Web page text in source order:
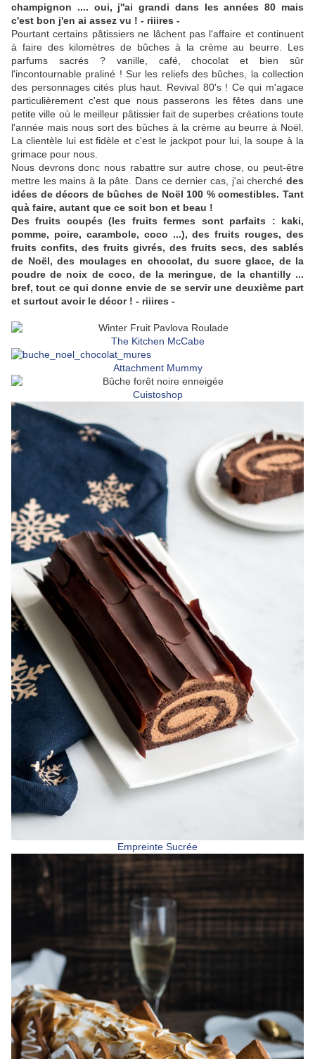
champignon .... oui, j''ai grandi dans les années 80 mais
c'est bon j'en ai assez vu ! - riiires -
Pourtant certains pâtissiers ne lâchent pas l'affaire et continuent
à faire des kilomètres de bûches à la crème au beurre. Les
parfums sacrés ? vanille, café, chocolat et bien sûr
l'incontournable praliné ! Sur les reliefs des bûches, la collection
des personnages cités plus haut. Revival 80's ! Ce qui m'agace
particulièrement c'est que nous passerons les fêtes dans une
petite ville où le meilleur pâtissier fait de superbes créations toute
l'année mais nous sort des bûches à la crème au beurre à Noël.
La clientèle lui est fidèle et c'est le jackpot pour lui, la soupe à la
grimace pour nous.
Nous devrons donc nous rabattre sur autre chose, ou peut-être
mettre les mains à la pâte. Dans ce dernier cas, j'ai cherché des
idées de décors de bûches de Noël 100 % comestibles. Tant
quà faire, autant que ce soit bon et beau !
Des fruits coupés (les fruits fermes sont parfaits : kaki,
pomme, poire, carambole, coco ...), des fruits rouges, des
fruits confits, des fruits givrés, des fruits secs, des sablés
de Noël, des moulages en chocolat, du sucre glace, de la
poudre de noix de coco, de la meringue, de la chantilly ...
bref, tout ce qui donne envie de se servir une deuxième part
et surtout avoir le décor ! - riiires -
The Kitchen McCabe
Attachment Mummy
Cuistoshop
Empreinte Sucrée